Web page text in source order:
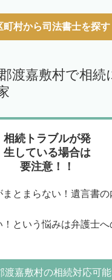
町村から司法書士を探す
渡嘉敷村で相続
相続トラブルが発
生している場合は
要注意！！
とまらない！遺言書
という悩みは弁護士へ
渡嘉敷村の相続対応可